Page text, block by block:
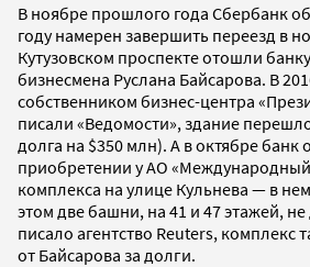
В ноябре прошлого года Сбербанк
году намерен завершить переезд в
Кутузовском проспекте отошли
бизнесмена Руслана Байсарова. В
собственником бизнес-центра
писали «Ведомости», здание
долга на $350 млн). А в октябре банк
приобретении у АО
комплекса на улице Кульнева — в
этом две башни, на 41 и 47 этажей,
писало агентство Reuters, комплекс
от Байсарова за долги.